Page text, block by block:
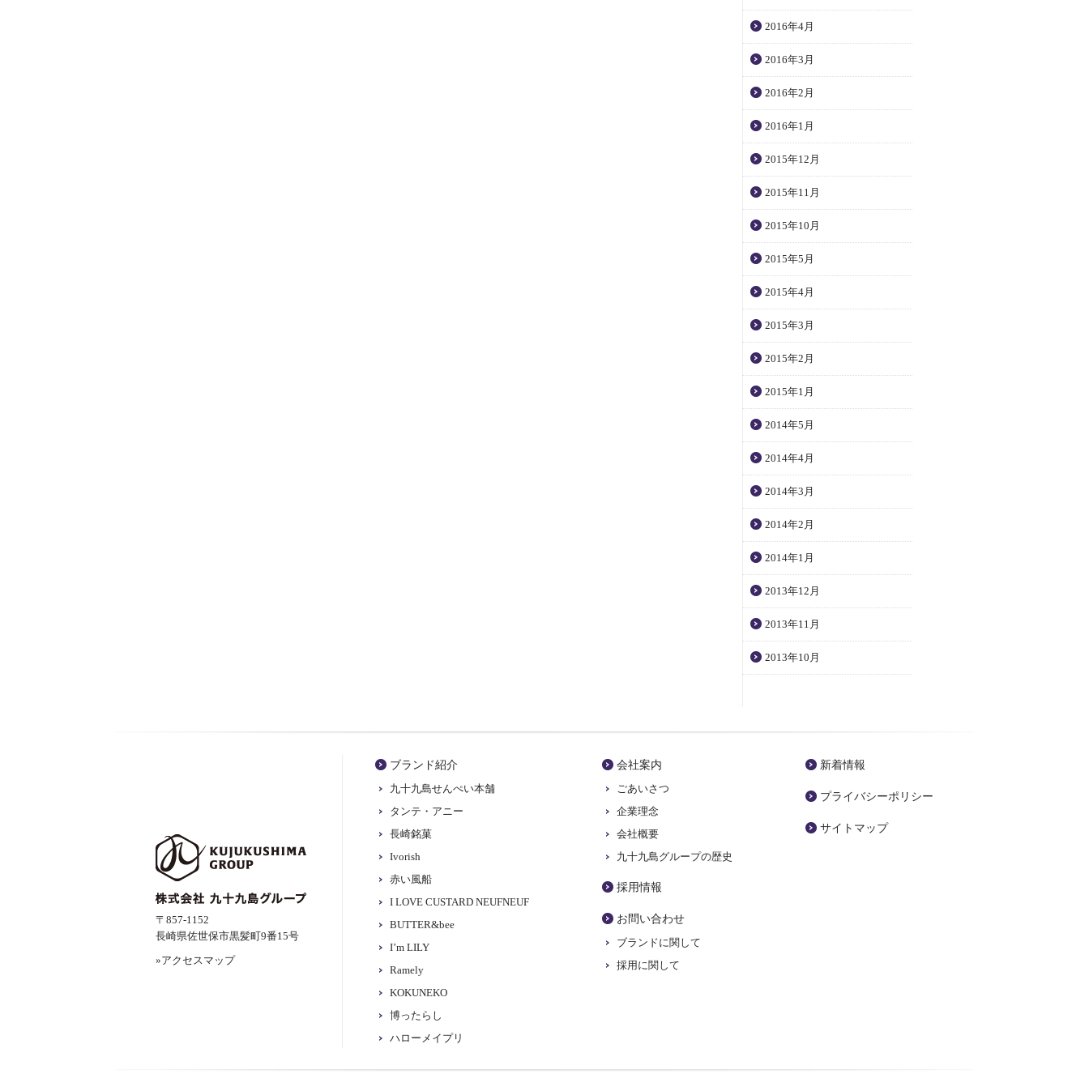
2016年4月
2016年3月
2016年2月
2016年1月
2015年12月
2015年11月
2015年10月
2015年5月
2015年4月
2015年3月
2015年2月
2015年1月
2014年5月
2014年4月
2014年3月
2014年2月
2014年1月
2013年12月
2013年11月
2013年10月
〒857-1152
長崎県佐世保市黒髪町9番15号
»アクセスマップ
ブランド紹介
九十九島せんぺい本舗
タンテ・アニー
長崎銘菓
Ivorish
赤い風船
I LOVE CUSTARD NEUFNEUF
BUTTER&bee
I’m LILY
Ramely
KOKUNEKO
博ったらし
ハローメイプリ
会社案内
ごあいさつ
企業理念
会社概要
九十九島グループの歴史
採用情報
お問い合わせ
ブランドに関して
採用に関して
新着情報
プライバシーポリシー
サイトマップ